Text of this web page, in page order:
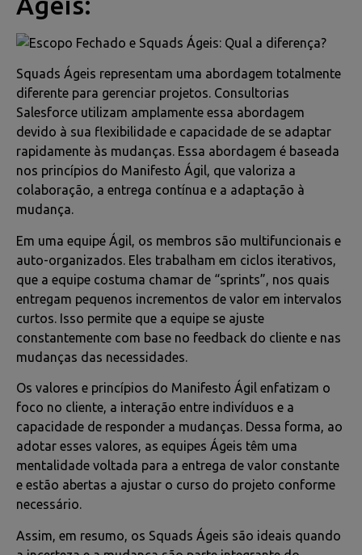
Squads Ágeis representam uma abordagem totalmente
diferente para gerenciar projetos. Consultorias
Salesforce utilizam amplamente essa abordagem
devido à sua flexibilidade e capacidade de se adaptar
rapidamente às mudanças. Essa abordagem é baseada
nos princípios do Manifesto Ágil, que valoriza a
colaboração, a entrega contínua e a adaptação à
mudança.
Em uma equipe Ágil, os membros são multifuncionais e
auto-organizados. Eles trabalham em ciclos iterativos,
que a equipe costuma chamar de “sprints”, nos quais
entregam pequenos incrementos de valor em intervalos
curtos. Isso permite que a equipe se ajuste
constantemente com base no feedback do cliente e nas
mudanças das necessidades.
Os valores e princípios do Manifesto Ágil enfatizam o
foco no cliente, a interação entre indivíduos e a
capacidade de responder a mudanças. Dessa forma, ao
adotar esses valores, as equipes Ágeis têm uma
mentalidade voltada para a entrega de valor constante
e estão abertas a ajustar o curso do projeto conforme
necessário.
Assim, em resumo, os Squads Ágeis são ideais quando